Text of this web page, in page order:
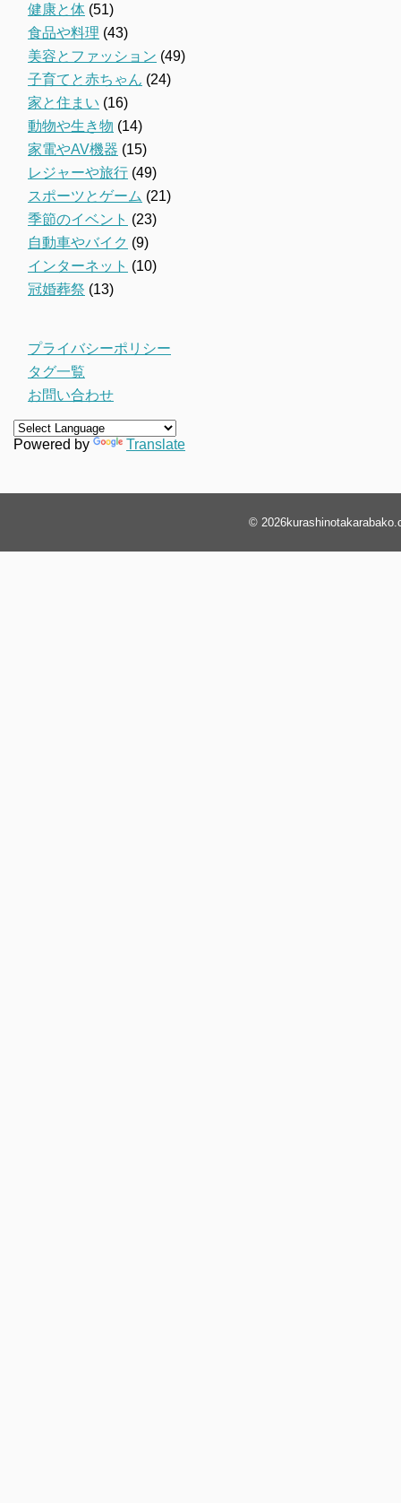
健康と体 (51)
食品や料理 (43)
美容とファッション (49)
子育てと赤ちゃん (24)
家と住まい (16)
動物や生き物 (14)
家電やAV機器 (15)
レジャーや旅行 (49)
スポーツとゲーム (21)
季節のイベント (23)
自動車やバイク (9)
インターネット (10)
冠婚葬祭 (13)
プライバシーポリシー
タグ一覧
お問い合わせ
Powered by Translate
© 2026